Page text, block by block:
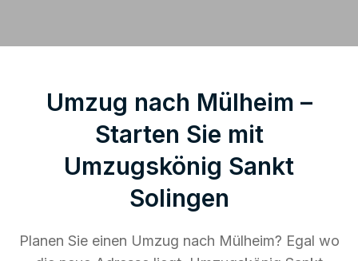
Umzug nach Mülheim –
Starten Sie mit
Umzugskönig Sankt
Solingen
Planen Sie einen Umzug nach Mülheim? Egal wo